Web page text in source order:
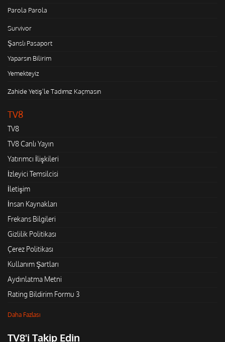
Parola Parola
Survivor
Şanslı Pasaport
Yaparsın Bilirim
Yemekteyiz
Zahide Yetiş'le Tadımız Kaçmasın
TV8
TV8
TV8 Canlı Yayın
Yatırımcı İlişkileri
İzleyici Temsilcisi
İletişim
İnsan Kaynakları
Frekans Bilgileri
Gizlilik Politikası
Çerez Politikası
Kullanım Şartları
Aydınlatma Metni
Rating Bildirim Formu 3
Daha Fazlası
TV8'i Takip Edin